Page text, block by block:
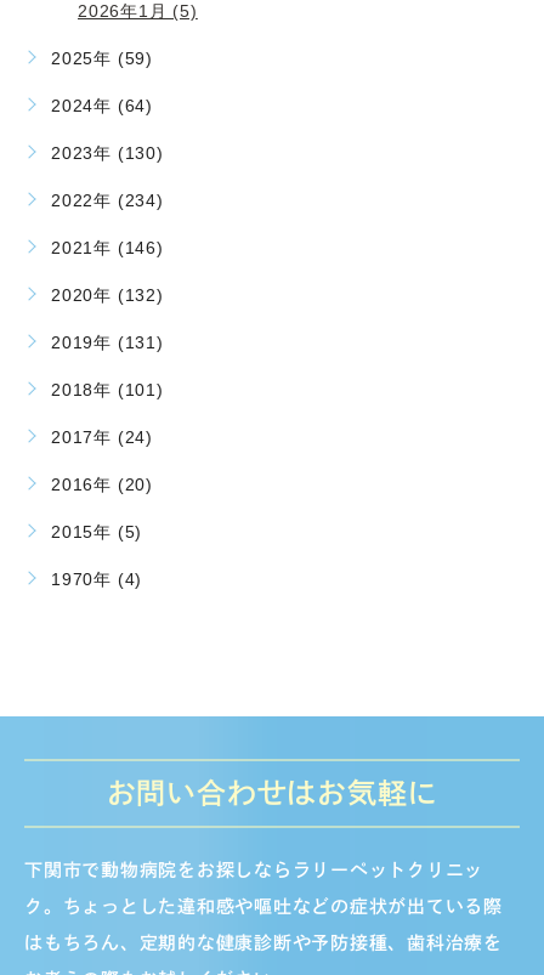
2026年1月 (5)
2025年 (59)
2024年 (64)
2023年 (130)
2022年 (234)
2021年 (146)
2020年 (132)
2019年 (131)
2018年 (101)
2017年 (24)
2016年 (20)
2015年 (5)
1970年 (4)
お問い合わせはお気軽に
下関市で動物病院をお探しならラリーペットクリニッ
ク。ちょっとした違和感や嘔吐などの症状が出ている際
はもちろん、定期的な健康診断や予防接種、歯科治療を